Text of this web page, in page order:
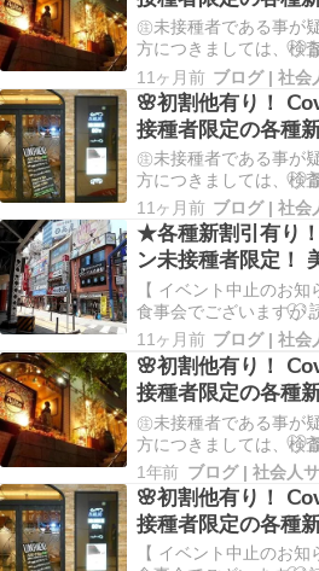
断し、残念ながら中止
は、…
本木のイタリアン
でランチ会！ 社会
ントの告知
㊟未接種者である事が
方につきましては、検
す。 女性にキャンセル
み参加費特別割引(女
致します。 【 食事会
は、Ⅽovid19ワクチン未
です！ 六本木で良い
11ヶ月前
🌸初割他有り！
接種者限定の各種
京のイタリアン レ
コース料理と飲み
会！ 社会人サーク
知
㊟未接種者である事が
方につきましては、検
す。 ㊟今回もお申込み
まで増員致します。 【
ベントは、Ⅽovid19ワ
食事会です！ 高評価の
す。 会場は、半個室
11ヶ月前
★各種新割引有り
ン未接種者限定！
理食べ放題・飲み
会！【神田】 社会
ントの告知
【 イベント中止のお
食事会でございますが
止とさせて頂きます。
申込み者数が少な目な
に大きな男女比の差異
男女比を一定以内に収
し、残念ながら中止と
理解を…
11ヶ月前
🌸初割他有り！
接種者限定の各種
本木のイタリアン
でランチ会！ 社会
ントの告知
㊟未接種者である事が
方につきましては、検
す。 女性は満員。今回
り３名様のみを特別割
す。 【 食事会概要 】
Ⅽovid19ワクチン未接
す！ 六本木で良いお
1年前
🌸初割他有り！
接種者限定の各種
女比新規定の八重
【 イベント中止のお